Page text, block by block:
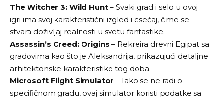
The Witcher 3: Wild Hunt – Svaki grad i selo u ovoj
igri ima svoj karakteristični izgled i osećaj, čime se
stvara doživljaj realnosti u svetu fantastike.
Assassin’s Creed: Origins – Rekreira drevni Egipat sa
gradovima kao što je Aleksandrija, prikazujući detaljne
arhitektonske karakteristike tog doba.
Microsoft Flight Simulator – Iako se ne radi o
specifičnom gradu, ovaj simulator koristi podatke sa